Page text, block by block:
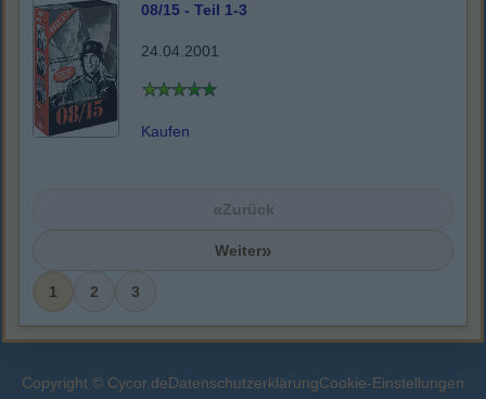
08/15 - Teil 1-3
24.04.2001
Kaufen
«Zurück
1 2 3
Weiter»
Copyright © Cycor.deDatenschutzerklärungCookie-Einstellungen